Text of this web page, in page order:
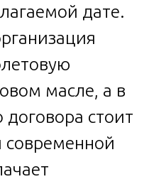
дате.
масле, а в
договора стоит
современной